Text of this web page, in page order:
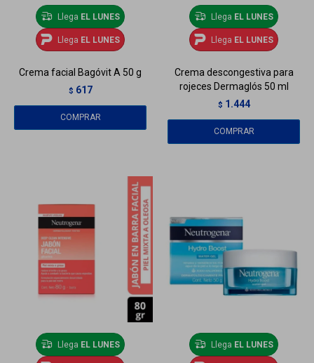
Llega EL LUNES
Llega EL LUNES
Crema facial Bagóvit A 50 g
$ 617
Llega EL LUNES
Llega EL LUNES
Crema descongestiva para
rojeces Dermaglós 50 ml
$ 1.444
Llega EL LUNES Llega EL LUNES